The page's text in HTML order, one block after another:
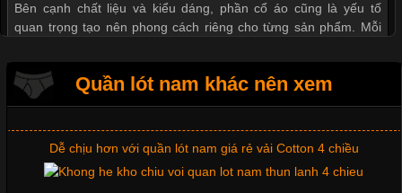
Bên cạnh chất liệu và kiểu dáng, phần cổ áo cũng là yếu tố
quan trọng tạo nên phong cách riêng cho từng sản phẩm. Mỗi
Những Mẫu Áo Thun Đồng Phục Công Ty Được Ưa
Quần lót nam khác nên xem
Thị hiều quần lót nam bơi lội nam và nữ 2017
Xu hướng thời trang trẻ và quần lót nam giá sỉ
Dễ chịu hơn với quần lót nam giá rẻ vải Cotton 4 chiều